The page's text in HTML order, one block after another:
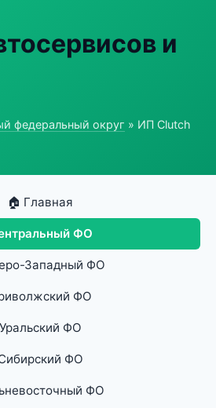
и
федеральный округ » ИП Clutch
🏠 Главная
ФО
Западный ФО
ФО
Уральский ФО
ФО
ФО